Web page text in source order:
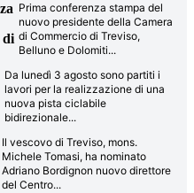
di
Prima conferenza stampa del
nuovo presidente della Camera
di Commercio di Treviso,
Belluno e Dolomiti...
Da lunedì 3 agosto sono partiti i
lavori per la realizzazione di una
nuova pista ciclabile
bidirezionale...
Il vescovo di Treviso, mons.
Michele Tomasi, ha nominato
Adriano Bordignon nuovo direttore
del Centro...